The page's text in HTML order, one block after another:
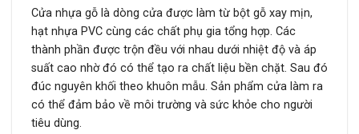
Cửa nhựa gỗ là dòng cửa được làm từ bột gỗ xay mịn,
hạt nhựa PVC cùng các chất phụ gia tổng hợp. Các
thành phần được trộn đều với nhau dưới nhiệt độ và áp
suất cao nhờ đó có thể tạo ra chất liệu bền chặt. Sau đó
đúc nguyên khối theo khuôn mẫu. Sản phẩm cửa làm ra
có thể đảm bảo về môi trường và sức khỏe cho người
tiêu dùng.